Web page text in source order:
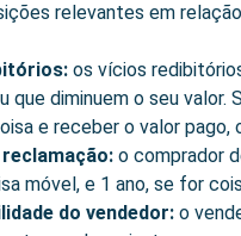
relevantes em
os vícios
que diminuem o seu
e receber o valor
o comprador
móvel, e 1 ano, se for
do vendedor:o